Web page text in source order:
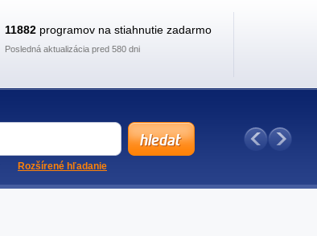
11882 programov na stiahnutie zadarmo
Posledná aktualizácia pred 580 dni
Rozšírené hľadanie